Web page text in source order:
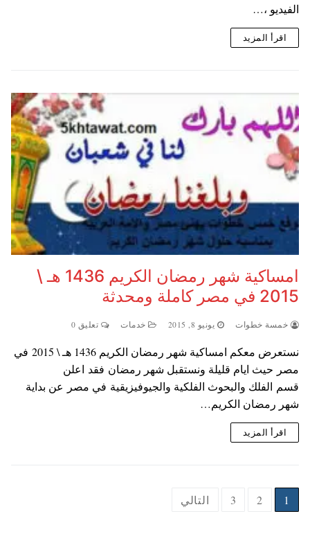
الفيديو ،…
اقرأ المزيد
امساكية شهر رمضان الكريم 1436 هـ \
2015 في مصر كاملة ومحدثة
خمسة خطوات يونيو 8, 2015 خدمات تعليق 0
نستعرض معكم امساكية شهر رمضان الكريم 1436 هـ \ 2015 في
مصر حيث ايام قليلة ونستقبل شهر رمضان فقد اعلن
قسم الفلك والبحوث الفلكية والجيوفيزيقية في مصر عن بداية
شهر رمضان الكريم…
اقرأ المزيد
Posts
1
2
3 التالي